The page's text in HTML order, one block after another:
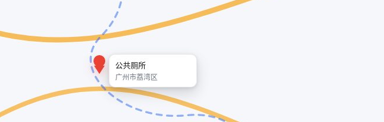
公共厕所
广州市荔湾区